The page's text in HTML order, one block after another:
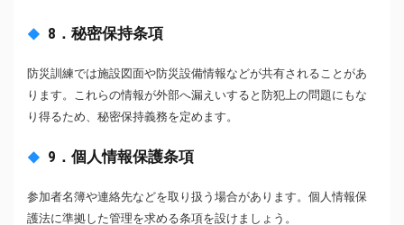
8．秘密保持条項
防災訓練では施設図面や防災設備情報などが共有されることがあ
ります。これらの情報が外部へ漏えいすると防犯上の問題にもな
り得るため、秘密保持義務を定めます。
9．個人情報保護条項
参加者名簿や連絡先などを取り扱う場合があります。個人情報保
護法に準拠した管理を求める条項を設けましょう。